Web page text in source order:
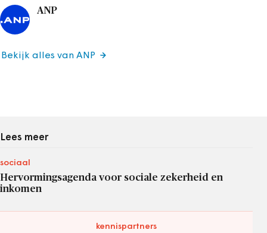
ANP
Bekijk alles van ANP
Lees meer
sociaal
Hervormingsagenda voor sociale zekerheid en
inkomen
kennispartners